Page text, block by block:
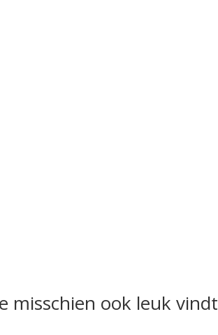
misschien ook leuk vindt